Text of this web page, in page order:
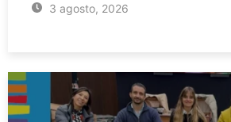
3 agosto, 2026